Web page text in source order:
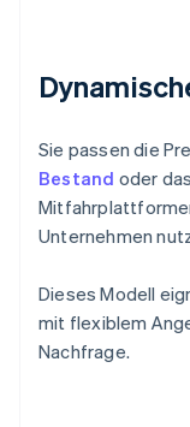
Sie passen die
Bestand oder
Unternehmen
Dieses Modell
mit flexiblem
Nachfrage.